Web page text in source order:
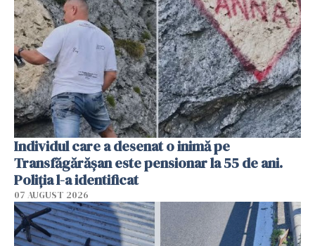
Individul care a desenat o inimă pe
Transfăgărășan este pensionar la 55 de ani.
Poliția l-a identificat
07 AUGUST 2026